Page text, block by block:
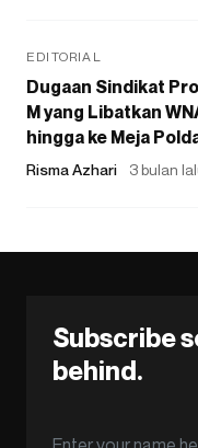
EDITORIAL
Dugaan Sindikat
M yang Libatkan
hingga ke Meja
Risma Azhari 3 bulan
Subscribe
behind.